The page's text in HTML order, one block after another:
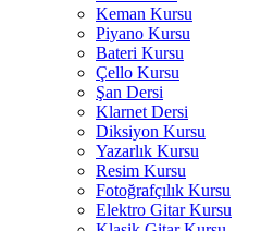
Keman Kursu
Piyano Kursu
Bateri Kursu
Çello Kursu
Şan Dersi
Klarnet Dersi
Diksiyon Kursu
Yazarlık Kursu
Resim Kursu
Fotoğrafçılık Kursu
Elektro Gitar Kursu